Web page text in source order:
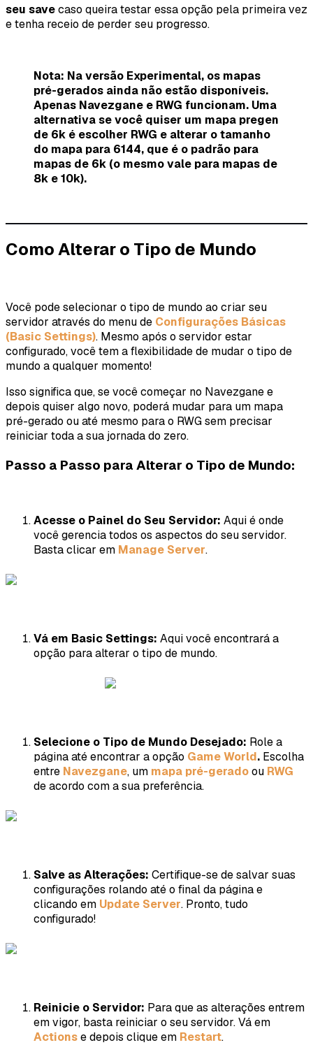
seu savecaso queira testar essa opção pela primeira vez
e tenha receio de perder seu progresso.
Nota: Na versão Experimental, os mapas
pré-gerados ainda não estão disponíveis.
Apenas Navezgane e RWG funcionam. Uma
alternativa se você quiser um mapa pregen
de 6k é escolher RWG e alterar o tamanho
do mapa para 6144, que é o padrão para
mapas de 6k (o mesmo vale para mapas de
8k e 10k).
Como Alterar o Tipo de Mundo
Você pode selecionar o tipo de mundo ao criar seu
servidor através do menu de Configurações Básicas
(Basic Settings). Mesmo após o servidor estar
configurado, você tem a flexibilidade de mudar o tipo de
mundo a qualquer momento!
Isso significa que, se você começar no Navezgane e
depois quiser algo novo, poderá mudar para um mapa
pré-gerado ou até mesmo para o RWG sem precisar
reiniciar toda a sua jornada do zero.
Passo a Passo para Alterar o Tipo de Mundo:
Acesse o Painel do Seu Servidor: Aqui é onde
você gerencia todos os aspectos do seu servidor.
Basta clicar em Manage Server.
Vá em Basic Settings: Aqui você encontrará a
opção para alterar o tipo de mundo.
Selecione o Tipo de Mundo Desejado: Role a
página até encontrar a opção Game World. Escolha
entre Navezgane, um mapa pré-geradoou RWG
de acordo com a sua preferência.
Salve as Alterações: Certifique-se de salvar suas
configurações rolando até o final da página e
clicando em Update Server. Pronto, tudo
configurado!
Reinicie o Servidor: Para que as alterações entrem
em vigor, basta reiniciar o seu servidor. Vá em
Actionse depois clique em Restart.